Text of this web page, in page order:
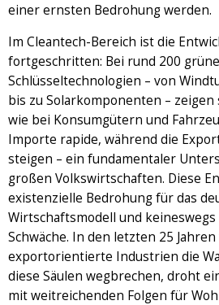
einer ernsten Bedrohung werden.
Im Cleantech-Bereich ist die
fortgeschritten: Bei rund 200
Schlüsseltechnologien – von
bis zu Solarkomponenten –
wie bei Konsumgütern und
Importe rapide, während die
steigen – ein fundamentaler
großen Volkswirtschaften. Diese
existenzielle Bedrohung für das
Wirtschaftsmodell und
Schwäche. In den letzten 25
exportorientierte Industrien die
diese Säulen wegbrechen, droht
mit weitreichenden Folgen für